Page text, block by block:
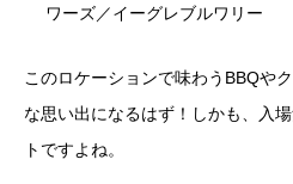
ワーズ／イーグレブルワリー
このロケーションで味わうBBQや
な思い出になるはず！しかも、入
トですよね。